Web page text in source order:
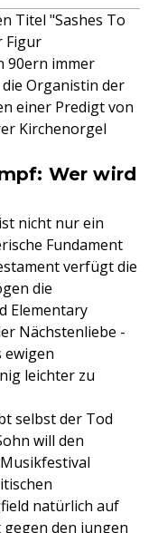
Titel "Sashes To
Figur
90ern immer
Organistin der
einer Predigt von
Kirchenorgel
Wer wird
nicht nur ein
Fundament
verfügt die
die
Elementary
Nächstenliebe -
ewigen
leichter zu
selbst der Tod
will den
natürlich auf
den jungen